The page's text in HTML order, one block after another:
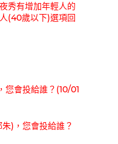
秀有增加年輕人的
(40歲以下)選項回
您會投給誰？(10/01
)，您會投給誰？